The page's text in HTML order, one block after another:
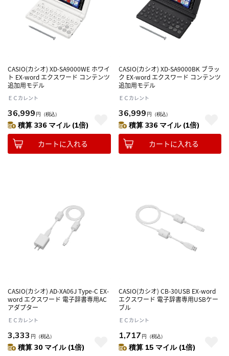
CASIO(カシオ) XD-SA9000WE ホワイ
ト EX-word エクスワード コンテンツ
追加用モデル
ＥＣカレント
36,999 円 （税込）
積算 336 マイル (1倍)
カートに入れる
CASIO(カシオ) XD-SA9000BK ブラッ
ク EX-word エクスワード コンテンツ
追加用モデル
ＥＣカレント
36,999 円 （税込）
積算 336 マイル (1倍)
カートに入れる
CASIO(カシオ) AD-XA06J Type-C EX-
word エクスワード 電子辞書専用AC
アダプター
ＥＣカレント
3,333 円 （税込）
積算 30 マイル (1倍)
CASIO(カシオ) CB-30USB EX-word
エクスワード 電子辞書専用USBケー
ブル
ＥＣカレント
1,717 円 （税込）
積算 15 マイル (1倍)